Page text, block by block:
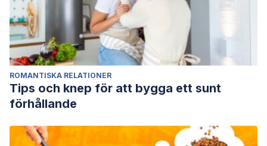
ROMANTISKA RELATIONER
Tips och knep för att bygga ett sunt
förhållande